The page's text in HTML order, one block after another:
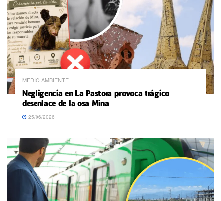
MEDIO AMBIENTE
Negligencia en La Pastora provoca trágico
desenlace de la osa Mina
25/06/2026